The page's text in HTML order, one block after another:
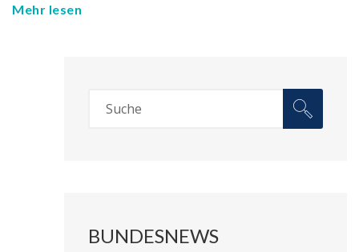
Mehr lesen
BUNDESNEWS